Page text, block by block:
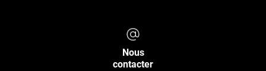
Nous
contacter